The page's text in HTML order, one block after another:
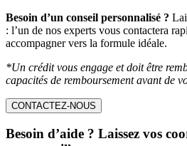
Besoin d’un conseil personnalisé ?
: l’un de nos experts vous contactera
accompagner vers la formule idéale.
*Un crédit vous engage et doit être
capacités de remboursement avant de
CONTACTEZ-NOUS
Besoin d’aide ? Laissez vos